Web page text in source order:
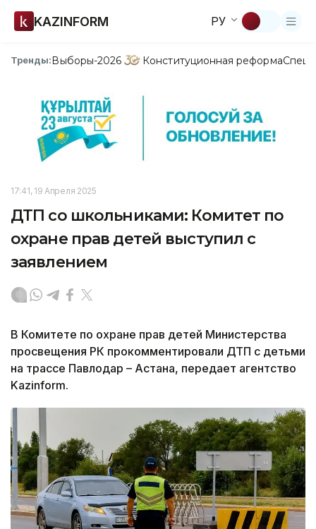
KAZINFORM РУ
Тренды:Выборы-2026 Конституционная реформа
17:41, 19 Апреля 2025
ДТП со школьниками: Комитет по
охране прав детей выступил с
заявлением
В Комитете по охране прав детей Министерства
просвещения РК прокомментировали ДТП с детьми
на трассе Павлодар – Астана, передает агентство
Kazinform.